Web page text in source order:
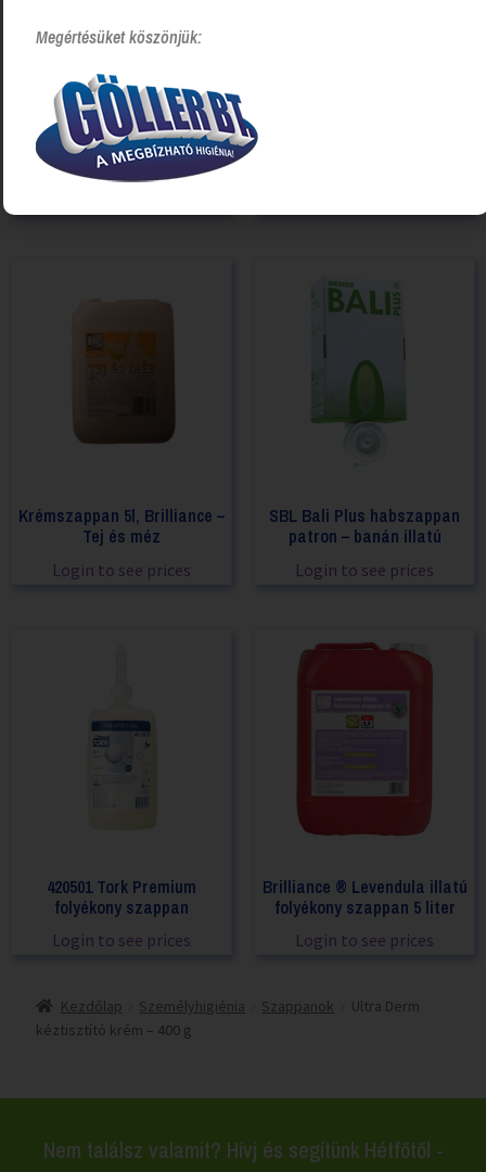
Baba lanolinos szappan – 125
g
Krémszappan 5l, Brilliance –
Tej és méz
Login to see prices
SBL Bali Plus habszappan
patron – banán illatú
Login to see prices
420501 Tork Premium
folyékony szappan
Login to see prices
Brilliance ® Levendula illatú
folyékony szappan 5 liter
Login to see prices
Kezdőlap Személyhigiénia Szappanok
Ultra Derm
kéztisztító krém – 400 g
Nem találsz valamit? Hívj és segítünk Hétfőtől -
Megértésüket köszönjük: